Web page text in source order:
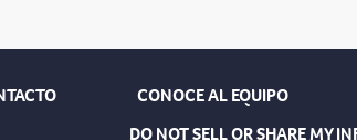
CONOCE AL EQUIPO
DO NOT SELL OR SHARE MY